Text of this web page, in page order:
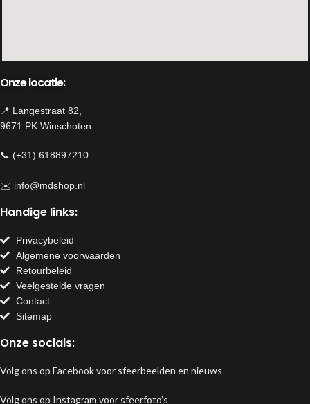
Onze locatie:
📍 Langestraat 82,
9671 PK Winschoten
📞 (+31) 618897210
✉️ info@mdshop.nl
Handige links:
Privacybeleid
Algemene voorwaarden
Retourbeleid
Veelgestelde vragen
Contact
Sitemap
Onze socials:
Volg ons op Facebook voor sfeerbeelden en nieuws
Volg ons op Instagram voor sfeerfoto’s